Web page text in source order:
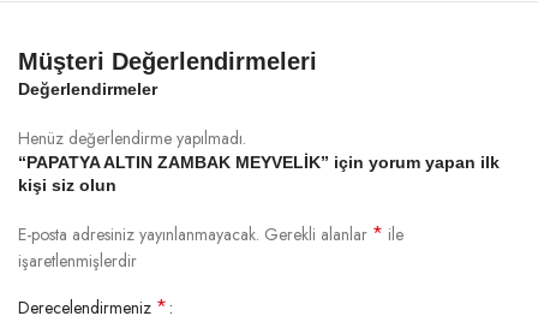
Müşteri Değerlendirmeleri
Değerlendirmeler
Henüz değerlendirme yapılmadı.
“PAPATYA ALTIN ZAMBAK MEYVELİK” için yorum yapan ilk
kişi siz olun
E-posta adresiniz yayınlanmayacak. Gerekli alanlar * ile
işaretlenmişlerdir
Derecelendirmeniz *